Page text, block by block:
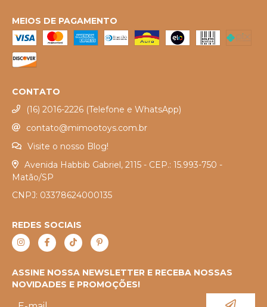
MEIOS DE PAGAMENTO
CONTATO
(16) 2016-2226 (Telefone e WhatsApp)
contato@mimootoys.com.br
Visite o nosso Blog!
Avenida Habbib Gabriel, 2115 - CEP.: 15.993-750 -
Matão/SP
CNPJ: 03378624000135
REDES SOCIAIS
ASSINE NOSSA NEWSLETTER E RECEBA NOSSAS
NOVIDADES E PROMOÇÕES!